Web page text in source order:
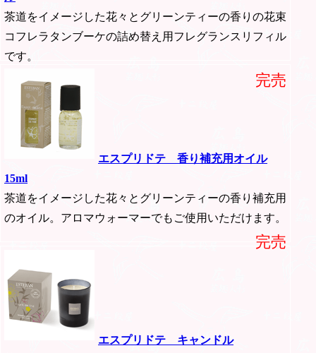
茶道をイメージした花々とグリーンティーの香りの花束
コフレラタンブーケの詰め替え用フレグランスリフィル
です。
完売
エスプリドテ 香り補充用オイル
15ml
茶道をイメージした花々とグリーンティーの香り補充用
のオイル。アロマウォーマーでもご使用いただけます。
完売
エスプリドテ キャンドル